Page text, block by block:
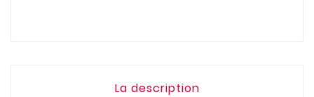
La description